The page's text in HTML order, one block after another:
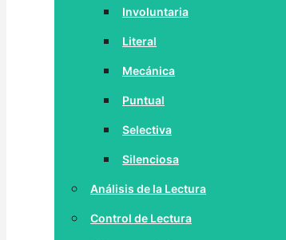
Involuntaria
Literal
Mecánica
Puntual
Selectiva
Silenciosa
Análisis de la Lectura
Control de Lectura